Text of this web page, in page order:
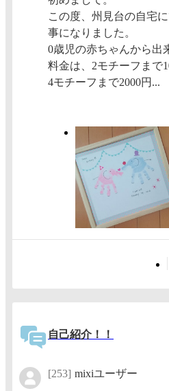
この度、州見台の自宅
事になりました。
0歳児の赤ちゃんから出
料金は、2モチーフまで
4モチーフまで2000円...
自己紹介！！
[253] mixiユーザー